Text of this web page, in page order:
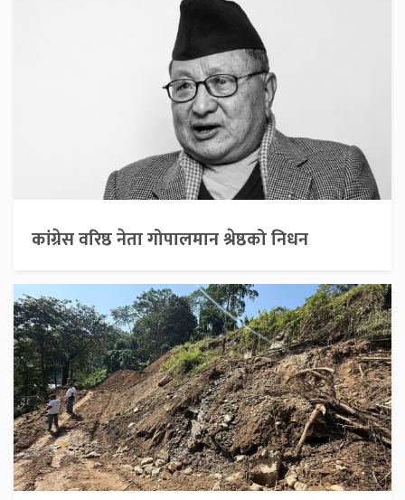
कांग्रेस वरिष्ठ नेता गोपालमान श्रेष्ठको निधन